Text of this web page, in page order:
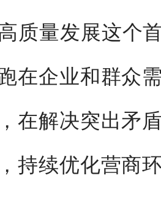
质量发展这个
在企业和群众
在解决突出矛
持续优化营商